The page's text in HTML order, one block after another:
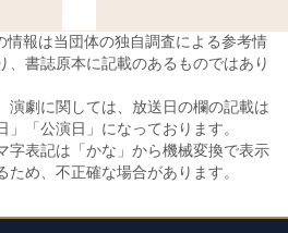
報は当団体の独自調査による参考情
、書誌原本に記載のあるものではあり
演劇に関しては、放送日の欄の記載は
」「公演日」になっております。
字表記は「かな」から機械変換で表示
ため、不正確な場合があります。